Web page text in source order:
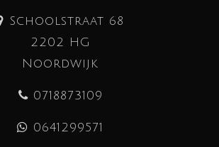
Schoolstraat 68
2202 HG
Noordwijk
0718873109
0641299571